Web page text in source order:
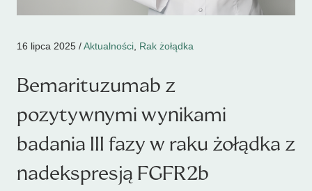
16 lipca 2025 /Aktualności Rak żołądka
Bemarituzumab z
pozytywnymi wynikami
badania III fazy w raku żołądka z
nadekspresją FGFR2b